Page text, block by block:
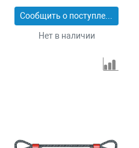
Сообщить о поступлении
Нет в наличии